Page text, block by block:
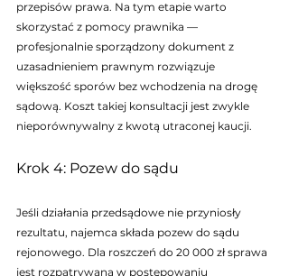
przepisów prawa. Na tym etapie warto
skorzystać z pomocy prawnika —
profesjonalnie sporządzony dokument z
uzasadnieniem prawnym rozwiązuje
większość sporów bez wchodzenia na drogę
sądową. Koszt takiej konsultacji jest zwykle
nieporównywalny z kwotą utraconej kaucji.
Krok 4: Pozew do sądu
Jeśli działania przedsądowe nie przyniosły
rezultatu, najemca składa pozew do sądu
rejonowego. Dla roszczeń do 20 000 zł sprawa
jest rozpatrywana w postępowaniu